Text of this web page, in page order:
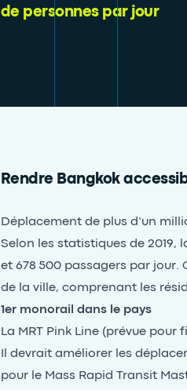
de personnes par jour
Rendre Bangkok
Déplacement de plus d’un
Selon les statistiques de 2019,
et 678 500 passagers par jour.
de la ville, comprenant les
1er monorail dans le pays
La MRT Pink Line (prévue
Il devrait améliorer les
pour le Mass Rapid Transit